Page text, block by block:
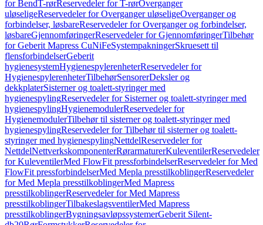
for BendT-rørReservedeler for T-rørOverganger
uløseligeReservedeler for Overganger uløseligeOverganger og
forbindelser, løsbareReservedeler for Overganger og forbindelser,
løsbareGjennomføringerReservedeler for GjennomføringerTilbehør
for Geberit Mapress CuNiFeSystempakningerSkruesett til
flensforbindelserGeberit
hygienesystemHygienespylerenheterReservedeler for
HygienespylerenheterTilbehørSensorerDeksler og
dekkplaterSisterner og toalett-styringer med
hygienespylingReservedeler for Sisterner og toalett-styringer med
hygienespylingHygienemodulerReservedeler for
HygienemodulerTilbehør til sisterner og toalett-styringer med
hygienespylingReservedeler for Tilbehør til sisterner og toalett-
styringer med hygienespylingNettdelReservedeler for
NettdelNettverkskomponenterRørarmaturerKuleventilerReservedeler
for KuleventilerMed FlowFit pressforbindelserReservedeler for Med
FlowFit pressforbindelserMed Mepla presstilkoblingerReservedeler
for Med Mepla presstilkoblingerMed Mapress
presstilkoblingerReservedeler for Med Mapress
presstilkoblingerTilbakeslagsventilerMed Mapress
presstilkoblingerBygningsavløpssystemerGeberit Silent-